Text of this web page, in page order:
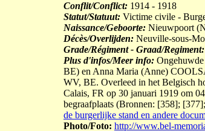
Conflit/Conflict: 1914 - 1918
Statut/Statuut: Victime civile -
Naissance/Geboorte: Nieuwpoort
Décès/Overlijden: Neuville-sous-
Grade/Régiment - Graad/Regiment:
Plus d'infos/Meer info:
BE) en Anna Maria (Anne)
WV, BE. Overleed in het Belgisch
Calais, FR op 30 januari 1919 om
begraafplaats (Bronnen: [358];
de burgerlijke stand en andere
Photo/Foto: http://www.bel-